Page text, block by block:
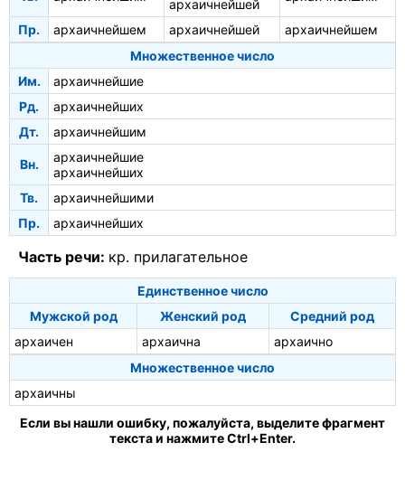
архаичнейшей
Пр. архаичнейшем архаичнейшей
архаичнейшем
Множественное число
Им.
архаичнейшие
Рд.
архаичнейших
Дт.
архаичнейшим
Вн.
архаичнейшие
архаичнейших
Тв.
архаичнейшими
Пр.
архаичнейших
Часть речи: кр. прилагательное
Единственное число
Мужской род
Женский род
Средний род
архаичен
архаична
архаично
Множественное число
архаичны
Если вы нашли ошибку, пожалуйста, выделите фрагмент
текста и нажмите Ctrl+Enter.